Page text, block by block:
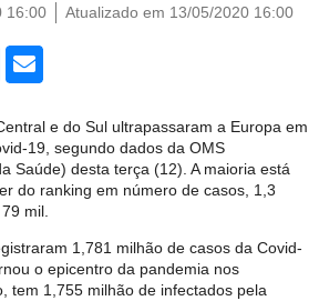
16:00 Atualizado em 13/05/2020 16:00
e do Sul ultrapassaram a Europa em
19, segundo dados da OMS
Saúde) desta terça (12). A maioria está
do ranking em número de casos, 1,3
mil.
1,781 milhão de casos da Covid-
o epicentro da pandemia nos
tem 1,755 milhão de infectados pela